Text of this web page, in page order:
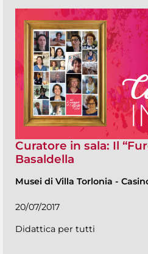
Curatore in sala: Il
Basaldella
Musei di Villa Torlonia -
20/07/2017
Didattica per tutti